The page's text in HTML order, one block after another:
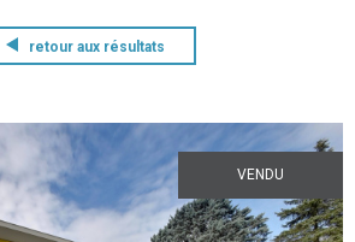
retour aux résultats
VENDU